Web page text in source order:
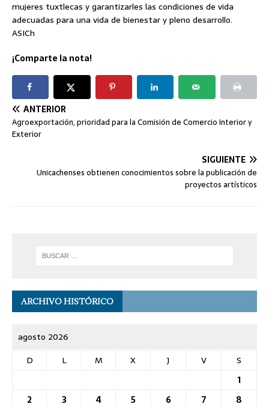
mujeres tuxtlecas y garantizarles las condiciones de vida
adecuadas para una vida de bienestar y pleno desarrollo.
ASICh
¡Comparte la nota!
ANTERIOR
Agroexportación, prioridad para la Comisión de Comercio Interior y
Exterior
SIGUIENTE
Unicachenses obtienen conocimientos sobre la publicación de
proyectos artísticos
ARCHIVO HISTÓRICO
agosto 2026
D
L M X J V
S
1
2
3 4 5 6 7
8